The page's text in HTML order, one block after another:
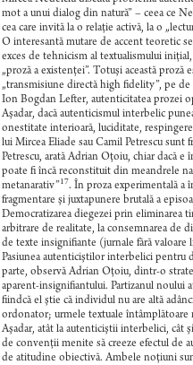
mot a unui dialog din natură” – ceea ce
cea care invită la o relaţie activă, la o
O interesantă mutare de accent teoretic
exces de tehnicism al textualismului
„proză a existenţei”. Totuşi această
„transmisiune directă high fidelity”, pe
Ion Bogdan Lefter, autenticitatea prozei
Aşadar, dacă autenticismul interbelic
onestitate interioară, luciditate,
lui Mircea Eliade sau Camil Petrescu
Petrescu, arată Adrian Oţoiu, chiar dacă
poate fi încă reconstituit din meandrele
metanarativ”17. În proza experimentală a
fragmentare şi juxtapunere brutală a
Democratizarea diegezei prin eliminarea
arbitrare de realitate, la consemnarea de
de texte insignifiante (jurnale fără valoare
Pasiunea autenticiştilor interbelici pentru
parte, observă Adrian Oţoiu, dintr-o
aparent-insignifiantului. Partizanul noului
fiindcă el ştie că individul nu are altă
ordonator; urmele textuale
Aşadar, atât la autenticiştii interbelici, cât
de convenţii menite să creeze efectul de
de atitudine obiectivă. Ambele noţiuni